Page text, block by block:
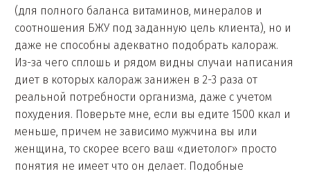
(для полного баланса витаминов, минералов и
соотношения БЖУ под заданную цель клиента), но и
даже не способны адекватно подобрать калораж.
Из-за чего сплошь и рядом видны случаи написания
диет в которых калораж занижен в 2-3 раза от
реальной потребности организма, даже с учетом
похудения. Поверьте мне, если вы едите 1500 ккал и
меньше, причем не зависимо мужчина вы или
женщина, то скорее всего ваш «диетолог» просто
понятия не имеет что он делает. Подобные